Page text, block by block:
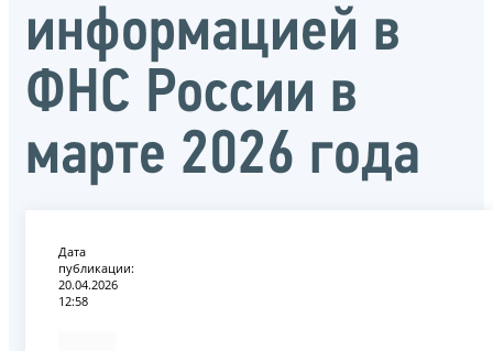
информацией в
ФНС России в
марте 2026 года
Дата
публикации:
20.04.2026
12:58